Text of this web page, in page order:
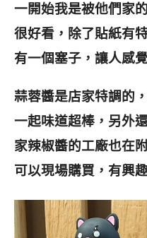
一開始我是被他們家
很好看，除了貼紙有
有一個塞子，讓人感
蒜蓉醬是店家特調的
一起味道超棒，另外
家辣椒醬的工廠也在
可以現場購買，有興